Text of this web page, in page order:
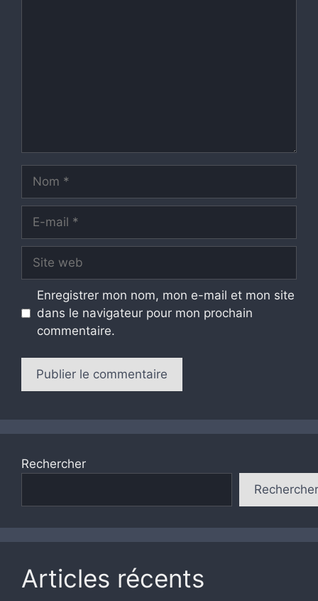
mail
web
Enregistrer mon nom, mon e-mail et mon site
dans le navigateur pour mon prochain
commentaire.
Rechercher
Rechercher
Articles récents